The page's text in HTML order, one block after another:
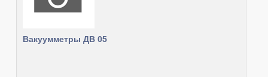
Вакуумметры ДВ 05